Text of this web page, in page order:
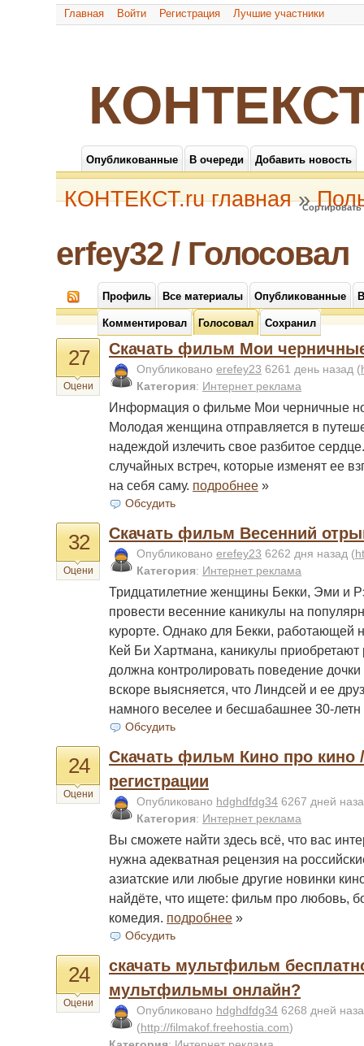
Главная Войти Регистрация Лучшие участники
Опубликованные В очереди Добавить новость
КОНТЕКСТ.ru главная»
erfey32 / Голосовал
Профиль Все материалы Опубликованные
Комментировал Голосовал Сохранил
27
Оцени
Скачать фильм Мои
Опубликовано erefey23 6261 день назад (
Категория: Интернет реклама
Информация о фильме Мои черничные
Молодая женщина отправляется в
надеждой излечить свое разбитое
случайных встреч, которые изменят ее
на себя саму. подробнее »
Обсудить
32
Оцени
Скачать фильм Весенний
Опубликовано erefey23 6262 дня назад (
Категория: Интернет реклама
Тридцатилетние женщины Бекки, Эми и
провести весенние каникулы на
курорте. Однако для Бекки, работающей
Кей Би Хартмана, каникулы приобретают
должна контролировать поведение
вскоре выясняется, что Линдсей и ее
намного веселее и бесшабашнее 30-летн
Обсудить
24
Оцени
Скачать фильм Кино про кино
регистрации
Опубликовано hdghdfdg34 6267 дней
Категория: Интернет реклама
Вы сможете найти здесь всё, что вас
нужна адекватная рецензия на
азиатские или любые другие новинки
найдёте, что ищете: фильм про любовь,
комедия. подробнее »
Обсудить
24
Оцени
скачать мультфильм
мультфильмы онлайн?
Опубликовано hdghdfdg34 6268 дней
(http://filmakof.freehostia.com)